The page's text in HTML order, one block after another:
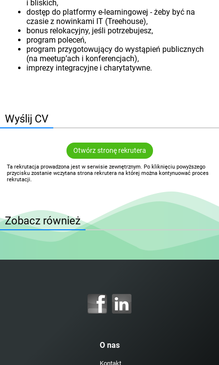
i bliskich,
dostęp do platformy e-learningowej - żeby być na
czasie z nowinkami IT (Treehouse),
bonus relokacyjny, jeśli potrzebujesz,
program poleceń,
program przygotowujący do wystąpień publicznych
(na meetup’ach i konferencjach),
imprezy integracyjne i charytatywne.
Wyślij CV
Otwórz stronę rekrutera
Ta rekrutacja prowadzona jest w serwisie zewnętrznym. Po kliknięciu powyższego
przycisku zostanie wczytana strona rekrutera na której można kontynuować proces
rekrutacji.
Zobacz również
O nas
Kontakt